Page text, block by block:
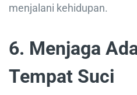
menjalani kehidupan.
6. Menjaga
Tempat Suci